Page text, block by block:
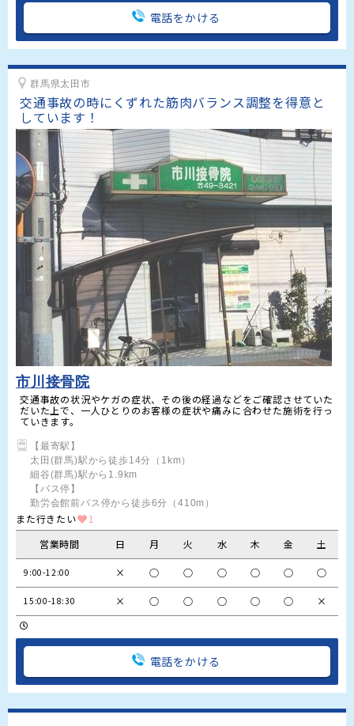
電話をかける
群馬県太田市
交通事故の時にくずれた筋肉バランス調整を得意と
しています！
市川接骨院
交通事故の状況やケガの症状、その後の経過などをご確認させていた
だいた上で、一人ひとりのお客様の症状や痛みに合わせた施術を行っ
ていきます。
【最寄駅】
太田(群馬)駅から徒歩14分（1km）
細谷(群馬)駅から1.9km
【バス停】
勤労会館前バス停から徒歩6分（410m）
また行きたい
1
営業時間
日 月 火 水 木 金 土
9:00-12:00 × ○ ○ ○ ○ ○ ○
15:00-18:30 × ○ ○ ○ ○ ○ ×
電話をかける